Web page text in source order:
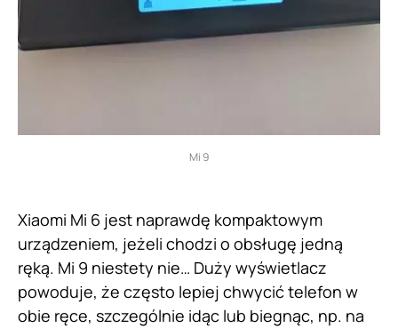
Mi 9
Xiaomi Mi 6 jest naprawdę kompaktowym
urządzeniem, jeżeli chodzi o obsługę jedną
ręką. Mi 9 niestety nie… Duży wyświetlacz
powoduje, że często lepiej chwycić telefon w
obie ręce, szczególnie idąc lub biegnąc, np. na